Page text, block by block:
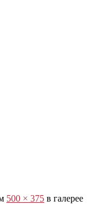
500 × 375 в галерее